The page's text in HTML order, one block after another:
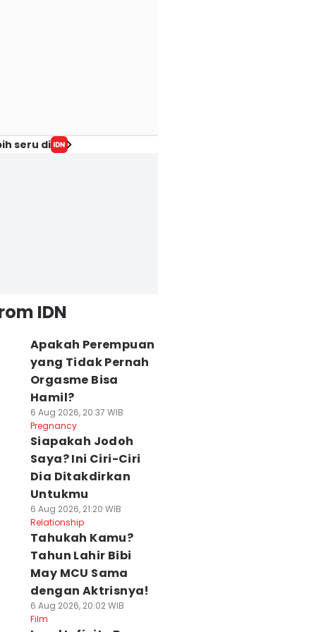
seru di
IDN
Apakah Perempuan
yang Tidak Pernah
Orgasme Bisa
Hamil?
6 Aug 2026, 20:37 WIB
Pregnancy
Siapakah Jodoh
Saya? Ini Ciri-Ciri
Dia Ditakdirkan
Untukmu
6 Aug 2026, 21:20 WIB
Relationship
Tahukah Kamu?
Tahun Lahir Bibi
May MCU Sama
dengan Aktrisnya!
6 Aug 2026, 20:02 WIB
Film